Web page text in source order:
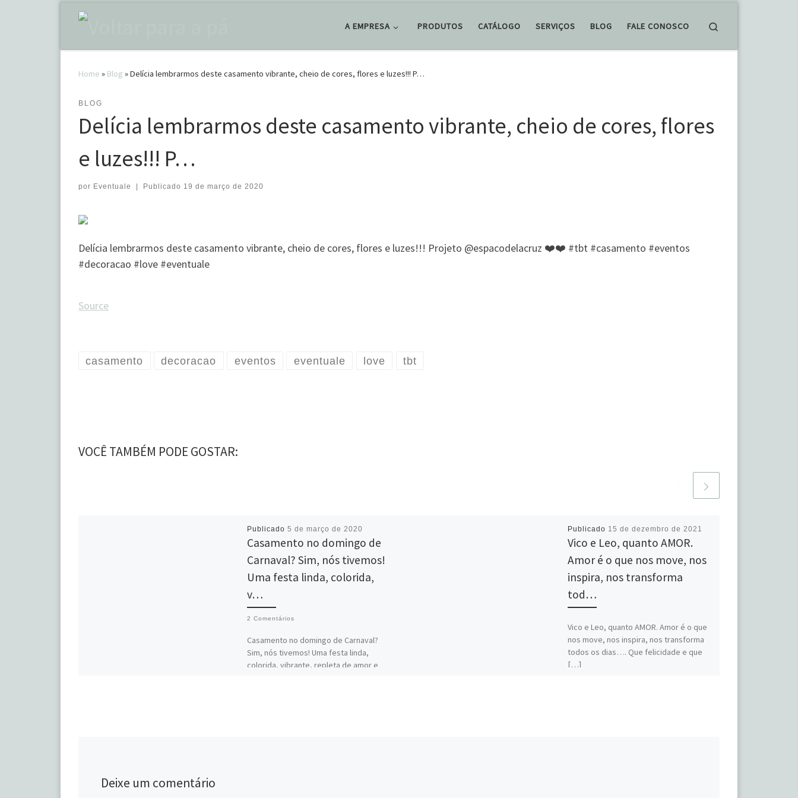
A EMPRESA PRODUTOS CATÁLOGO SERVIÇOS BLOG FALE CONOSCO
Home » Blog »Delícia lembrarmos deste casamento vibrante, cheio de cores, flores e luzes!!! P…
BLOG
Delícia lembrarmos deste casamento vibrante, cheio de cores, flores
e luzes!!! P…
por Eventuale Publicado 19 de março de 2020
Delícia lembrarmos deste casamento vibrante, cheio de cores, flores e luzes!!! Projeto @espacodelacruz ❤️❤️ #tbt #casamento #eventos
#decoracao #love #eventuale
Source
casamento decoracao eventos eventuale love tbt
VOCÊ TAMBÉM PODE GOSTAR:
Publicado5 de março de 2020
Casamento no domingo de
Carnaval? Sim, nós tivemos!
Uma festa linda, colorida,
v…
2 Comentários
Casamento no domingo de Carnaval?
Sim, nós tivemos! Uma festa linda,
colorida, vibrante, repleta de amor e
Publicado 15 de dezembro de 2021
Vico e Leo, quanto AMOR.
Amor é o que nos move, nos
inspira, nos transforma
tod…
Vico e Leo, quanto AMOR. Amor é o que
nos move, nos inspira, nos transforma
todos os dias…. Que felicidade e que
[…]
Deixe um comentário